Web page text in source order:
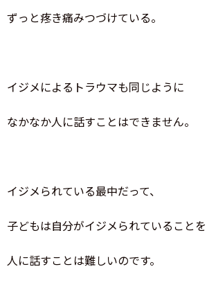
ずっと疼き痛みつづけている。
イジメによるトラウマも同じように
なかなか人に話すことはできません。
イジメられている最中だって、
子どもは自分がイジメられていることを
人に話すことは難しいのです。